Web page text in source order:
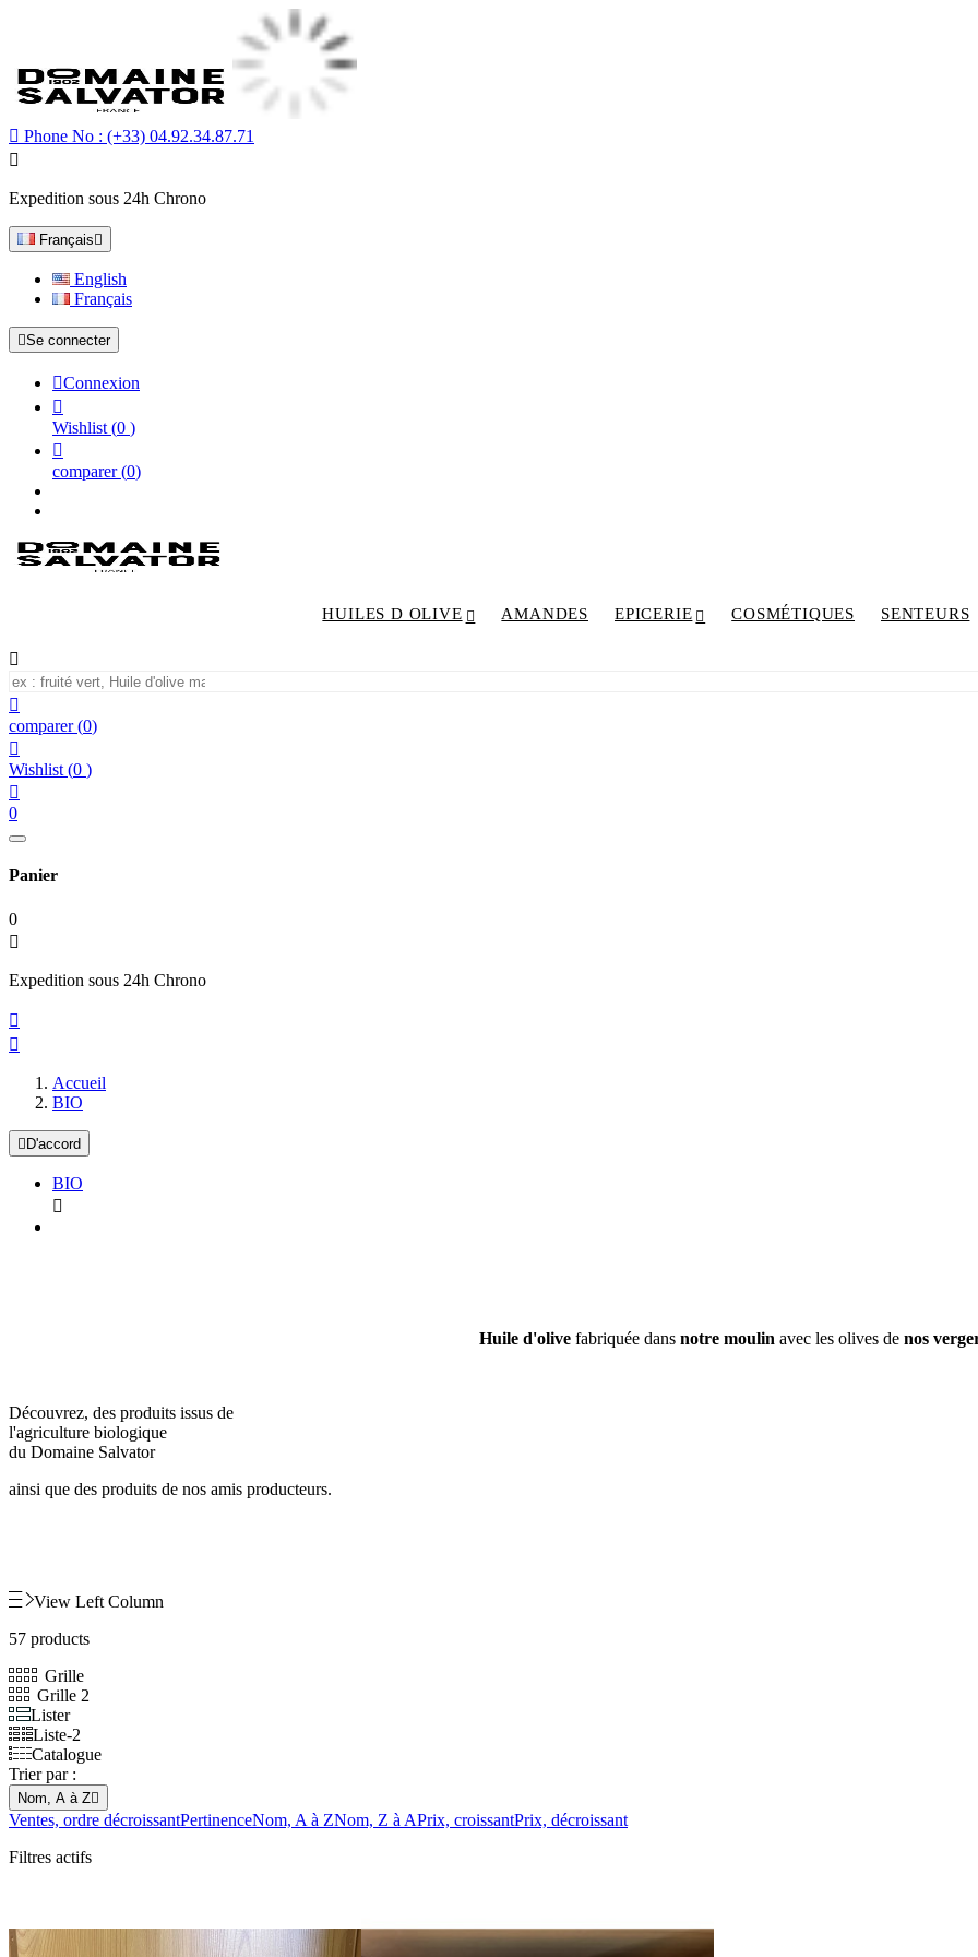
 Phone No : (+33) 04.92.34.87.71

Expedition sous 24h Chrono
Français 
English
Français
Se connecter
Connexion

Wishlist (0 )

comparer (0)
HUILES D OLIVE AMANDES EPICERIE COSMÉTIQUES SENTEURS


comparer (0)

Wishlist (0 )

0
Panier
0

Expedition sous 24h Chrono


Accueil
BIO
D'accord
BIO

Huile d'olive fabriquée dans notre moulin avec les olives de nos
Découvrez, des produits issus de
l'agriculture biologique
du Domaine Salvator
ainsi que des produits de nos amis producteurs.
View Left Column
57 products
Grille
Grille 2
Lister
Liste-2
Catalogue
Trier par :
Nom, A à Z
Ventes, ordre décroissantPertinenceNom, A à ZNom, Z à APrix, croissantPrix, décroissant
Filtres actifs